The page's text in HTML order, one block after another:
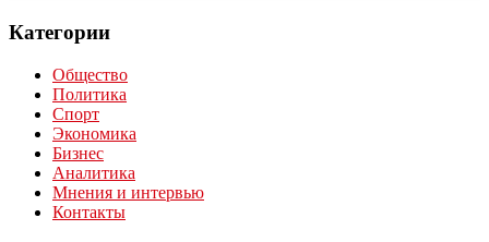
Категории
Общество
Политика
Спорт
Экономика
Бизнес
Аналитика
Мнения и интервью
Контакты